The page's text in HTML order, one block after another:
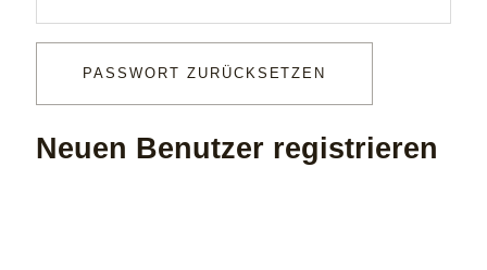
PASSWORT ZURÜCKSETZEN
Neuen Benutzer registrieren